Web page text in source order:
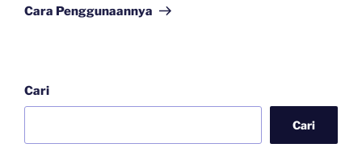
Cara Penggunaannya
Cari
Cari